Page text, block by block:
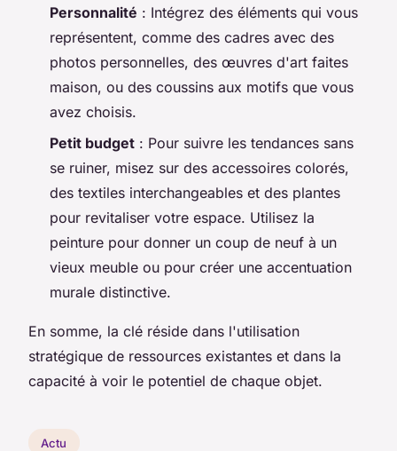
Personnalité : Intégrez des éléments qui vous
représentent, comme des cadres avec des
photos personnelles, des œuvres d'art faites
maison, ou des coussins aux motifs que vous
avez choisis.
Petit budget : Pour suivre les tendances sans
se ruiner, misez sur des accessoires colorés,
des textiles interchangeables et des plantes
pour revitaliser votre espace. Utilisez la
peinture pour donner un coup de neuf à un
vieux meuble ou pour créer une accentuation
murale distinctive.
En somme, la clé réside dans l'utilisation
stratégique de ressources existantes et dans la
capacité à voir le potentiel de chaque objet.
Actu